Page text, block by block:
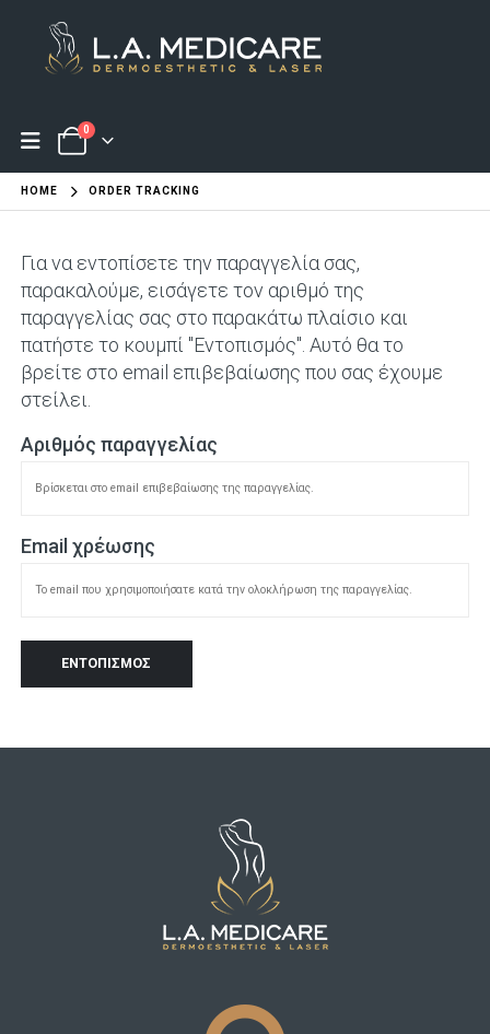
0
HOME ORDER TRACKING
Για να εντοπίσετε την παραγγελία σας,
παρακαλούμε, εισάγετε τον αριθμό της
παραγγελίας σας στο παρακάτω πλαίσιο και
πατήστε το κουμπί "Εντοπισμός". Αυτό θα το
βρείτε στο email επιβεβαίωσης που σας έχουμε
στείλει.
Αριθμός παραγγελίας
Email χρέωσης
ΕΝΤΟΠΙΣΜΌΣ